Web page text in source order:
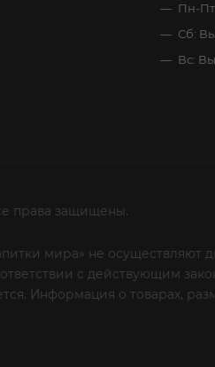
Пн-
Сб:
Вс:
права защищены.
мира» не осуществляют
с действующим
Информация о товарах,